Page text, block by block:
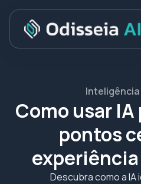
Como usar
pontos
Descubra como a IA